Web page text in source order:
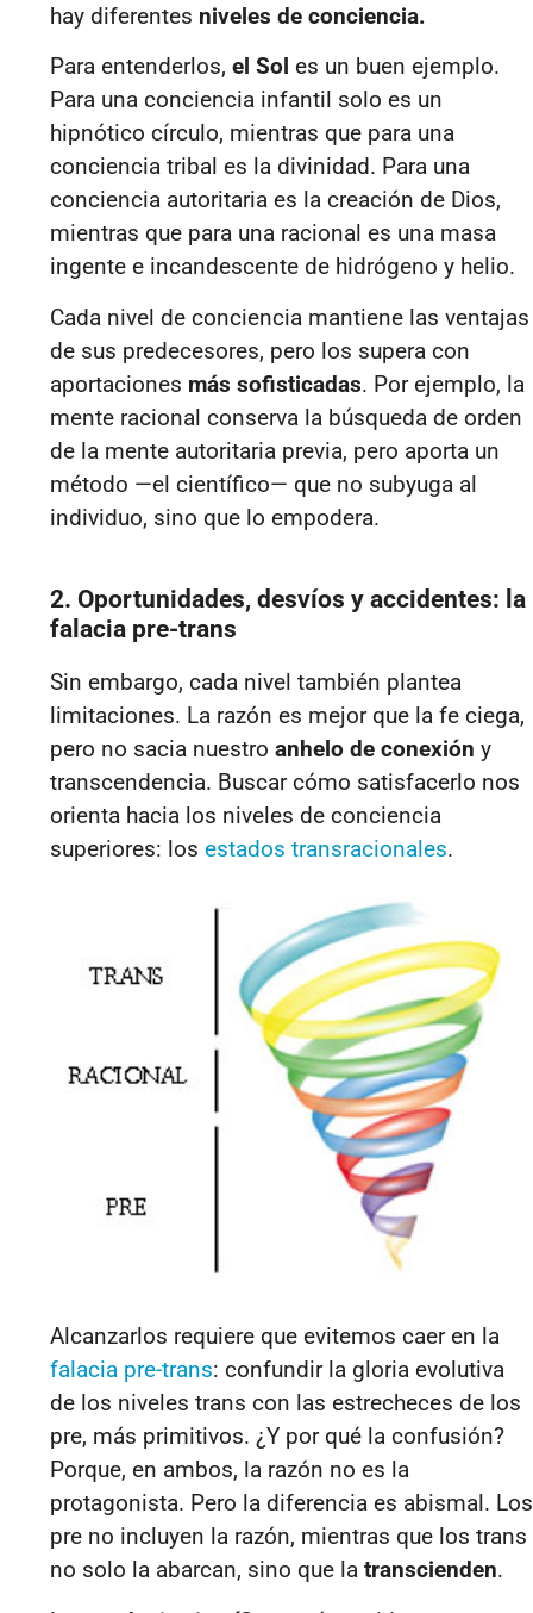
hay diferentes niveles de conciencia.
Para entenderlos, el Sol es un buen ejemplo.
Para una conciencia infantil solo es un
hipnótico círculo, mientras que para una
conciencia tribal es la divinidad. Para una
conciencia autoritaria es la creación de Dios,
mientras que para una racional es una masa
ingente e incandescente de hidrógeno y helio.
Cada nivel de conciencia mantiene las ventajas
de sus predecesores, pero los supera con
aportaciones más sofisticadas. Por ejemplo, la
mente racional conserva la búsqueda de orden
de la mente autoritaria previa, pero aporta un
método —el científico— que no subyuga al
individuo, sino que lo empodera.
2. Oportunidades, desvíos y accidentes: la
falacia pre-trans
Sin embargo, cada nivel también plantea
limitaciones. La razón es mejor que la fe ciega,
pero no sacia nuestro anhelo de conexión y
transcendencia. Buscar cómo satisfacerlo nos
orienta hacia los niveles de conciencia
superiores: los estados transracionales.
Alcanzarlos requiere que evitemos caer en la
falacia pre-trans: confundir la gloria evolutiva
de los niveles trans con las estrecheces de los
pre, más primitivos. ¿Y por qué la confusión?
Porque, en ambos, la razón no es la
protagonista. Pero la diferencia es abismal. Los
pre no incluyen la razón, mientras que los trans
no solo la abarcan, sino que la transcienden.